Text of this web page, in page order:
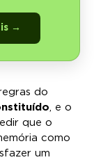
→
do
, e o
que o
como
um